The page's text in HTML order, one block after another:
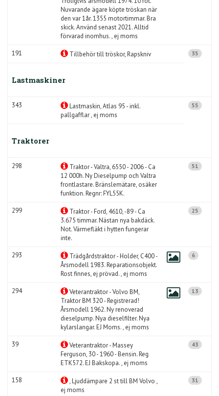
Nuvarande ägare köpte tröskan när
den var 1år. 1355 motortimmar. Bra
skick. Använd senast 2021. Alltid
förvarad inomhus. , ej moms
191 Tillbehör till tröskor, Rapskniv 35
Lastmaskiner
343
Lastmaskin, Atlas 95 - inkl.
pallgafflar , ej moms
55
Traktorer
298
Traktor - Valtra, 6550 - 2006 - Ca
12 000h. Ny Dieselpump och Valtra
frontlastare. Bränslemätare, osäker
funktion. Regnr: FYL55K.
51
299
Traktor - Ford, 4610, -89 - Ca
3.675 timmar. Nästan nya bakdäck.
Not. Värmefläkt i hytten fungerar
inte.
25
293
Trädgårdstraktor - Holder, C400 -
Årsmodell 1983. Reparationsobjekt.
Rost finnes, ej prövad. , ej moms
6
294
Veterantraktor - Volvo BM,
Traktor BM 320 - Registrerad!
Årsmodell 1962. Ny renoverad
dieselpump. Nya dieselfilter. Nya
kylarslangar. EJ Moms. , ej moms
13
39
Veterantraktor - Massey
Ferguson, 30 - 1960 - Bensin. Reg
ETK572. EJ Bakskopa. , ej moms
43
158
, Ljuddämpare 2 st till BM Volvo ,
ej moms
31